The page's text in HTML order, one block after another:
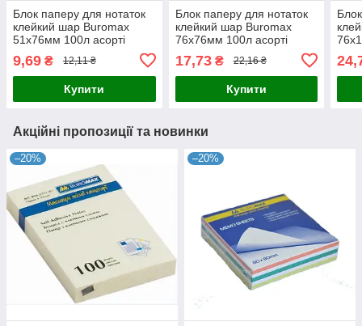
Блок паперу для нотаток
клейкий шар Buromax
51х76мм 100л асорті
9,69 ₴ 12,11 ₴
Купити
Блок паперу для нотаток
клейкий шар Buromax
76х76мм 100л асорті
BM.2312-10
17,73₴ 22,16 ₴
Купити
Акційні пропозиції та новинки
–20% –20%